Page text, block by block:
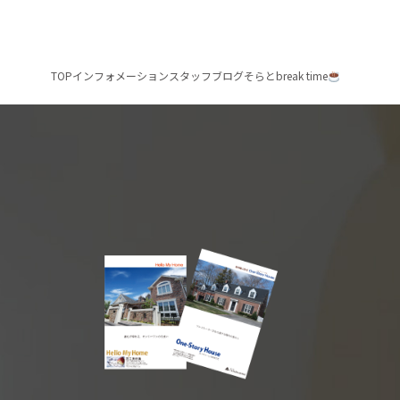
TOPインフォメーションスタッフブログそらとbreak time